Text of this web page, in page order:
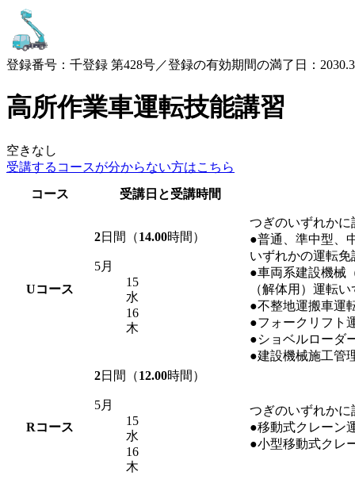
登録番号：千登録 第428号／登録の有効期間の満了日：
高所作業車運転技能講習
空きなし
受講するコースが分からない方はこちら
コース
受講日と受講時間
Uコース
2日間（14.00時間）
5月
15
水
16
木
つぎのいずれかに
●普通、準中型、
いずれかの運転免
●車両系建設機械
（解体用）運転
●不整地運搬車運
●フォークリフト
●ショベルローダ
●建設機械施工管
Rコース
2日間（12.00時間）
5月
15
水
16
木
つぎのいずれかに
●移動式クレーン
●小型移動式クレ